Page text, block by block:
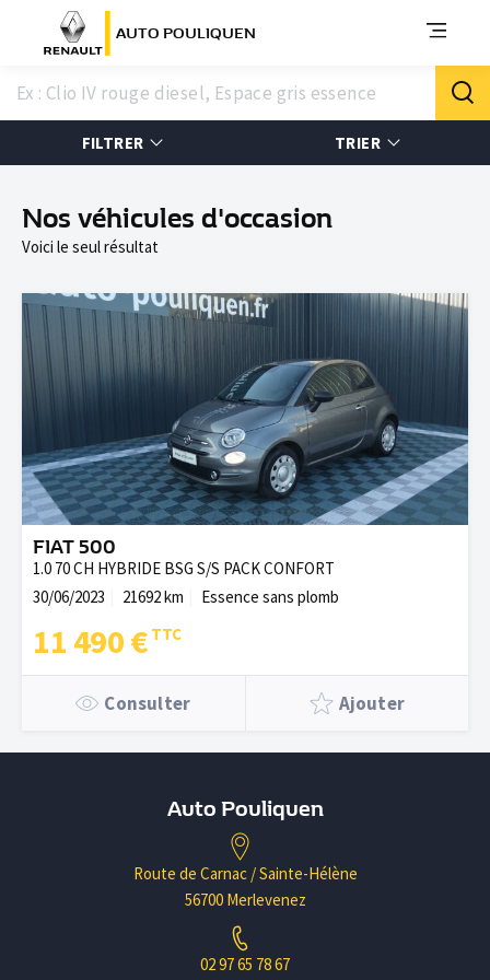
AUTO POULIQUEN
FILTRER TRIER
Nos véhicules d'occasion
Voici le seul résultat
FIAT 500
1.0 70 CH HYBRIDE BSG S/S PACK CONFORT
30/06/2023
21692 km Essence sans plomb
11 490 €
Consulter Ajouter
Auto Pouliquen
Route de Carnac / Sainte-Hélène
56700 Merlevenez
02 97 65 78 67